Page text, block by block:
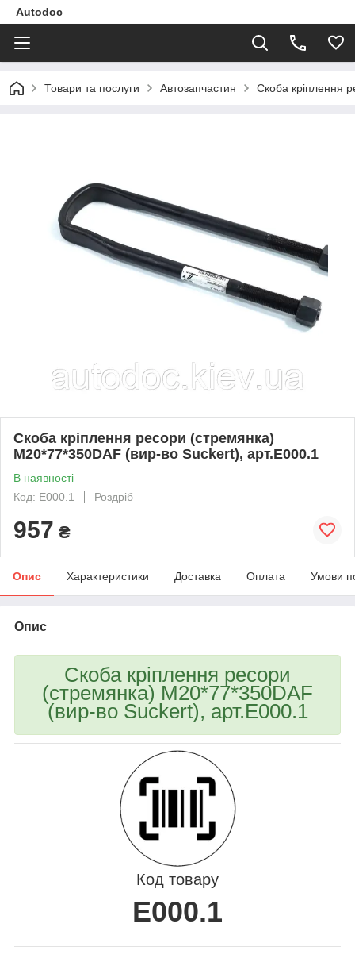
Autodoc
Товари та послуги Автозапчастин Скоба кріплення
Скоба кріплення ресори (стремянка)
М20*77*350DAF (вир-во Suckert), арт.E000.1
В наявності
Код: E000.1
Роздріб
957 ₴
Опис Характеристики Доставка Оплата Умови
Опис
Скоба кріплення ресори
(стремянка) М20*77*350DAF
(вир-во Suckert), арт.E000.1
Код товару
E000.1